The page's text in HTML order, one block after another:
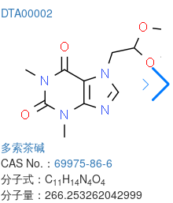
DTA00002
多索茶碱
CAS No.： 69975-86-6
分子式： C11 H14N4O4
分子量： 266.253262042999